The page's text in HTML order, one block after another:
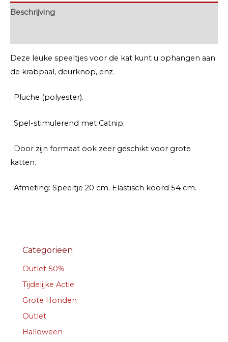
Beschrijving
Deze leuke speeltjes voor de kat kunt u ophangen aan
de krabpaal, deurknop, enz.
. Pluche (polyester).
. Spel-stimulerend met Catnip.
. Door zijn formaat ook zeer geschikt voor grote
katten.
. Afmeting: Speeltje 20 cm. Elastisch koord 54 cm.
Categorieën
Outlet 50%
Tijdelijke Actie
Grote Honden
Outlet
Halloween